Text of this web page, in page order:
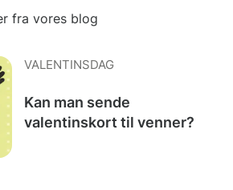
fra vores blog
VALENTINSDAG
Kan man sende
valentinskort til venner?